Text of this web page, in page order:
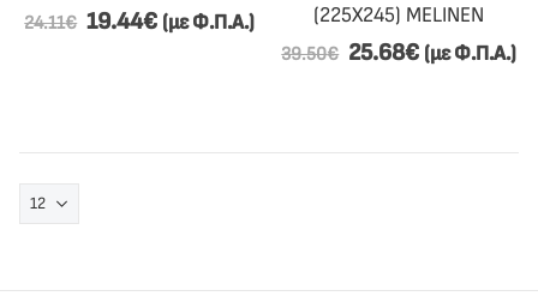
24.11€ 19.44€ (με Φ.Π.Α.)
(225X245) MELINEN
39.50€ 25.68€ (με Φ.Π.Α.)